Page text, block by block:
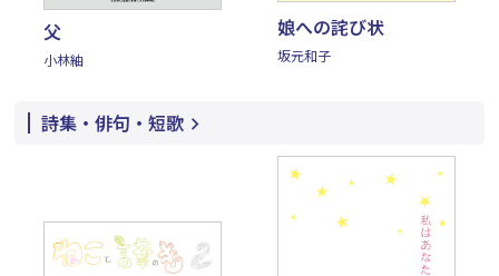
父
小林紬
娘への詫び状
坂元和子
詩集・俳句・短歌